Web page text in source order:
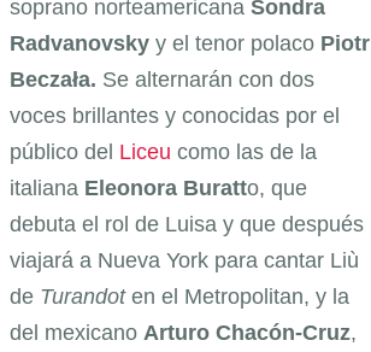
soprano norteamericana Sondra
Radvanovsky y el tenor polaco Piotr
Beczała. Se alternarán con dos
voces brillantes y conocidas por el
público del Liceu como las de la
italiana Eleonora Buratto, que
debuta el rol de Luisa y que después
viajará a Nueva York para cantar Liù
de Turandot en el Metropolitan, y la
del mexicano Arturo Chacón-Cruz,